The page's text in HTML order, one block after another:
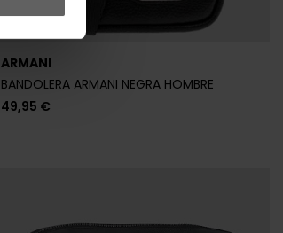
ARMANI
BANDOLERA ARMANI NEGRA HOMBRE
49,95 €